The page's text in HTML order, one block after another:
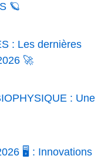
🪐
: Les dernières
🚀
: Une
🖥️ : Innovations